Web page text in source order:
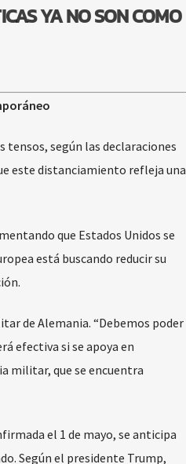
YA NO SON COMO
según las declaraciones
este distanciamiento refleja una
que Estados Unidos se
está buscando reducir su
de Alemania. “Debemos poder
efectiva si se apoya en
militar, que se encuentra
el 1 de mayo, se anticipa
Según el presidente Trump,